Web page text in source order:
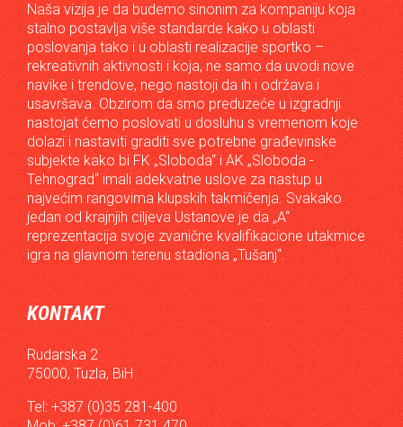
Naša vizija je da budemo sinonim za kompaniju koja
stalno postavlja više standarde kako u oblasti
poslovanja tako i u oblasti realizacije sportko –
rekreativnih aktivnosti i koja, ne samo da uvodi nove
navike i trendove, nego nastoji da ih i održava i
usavršava. Obzirom da smo preduzeće u izgradnji
nastojat ćemo poslovati u dosluhu s vremenom koje
dolazi i nastaviti graditi sve potrebne građevinske
subjekte kako bi FK „Sloboda“ i AK „Sloboda -
Tehnograd“ imali adekvatne uslove za nastup u
najvećim rangovima klupskih takmičenja. Svakako
jedan od krajnjih ciljeva Ustanove je da „A“
reprezentacija svoje zvanične kvalifikacione utakmice
igra na glavnom terenu stadiona „Tušanj“.
KONTAKT
Rudarska 2
75000, Tuzla, BiH
Tel: +387 (0)35 281-400